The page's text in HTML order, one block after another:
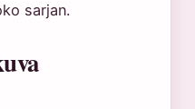
sarjan.